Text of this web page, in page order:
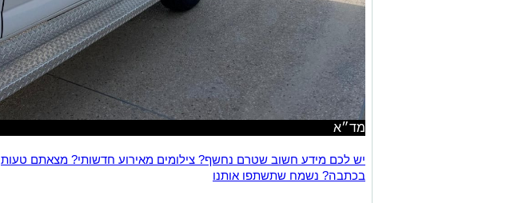
מד״א
יש לכם מידע חשוב שטרם נחשף? צילומים מאירוע חדשותי? מצאתם טעות
בכתבה? נשמח שתשתפו אותנו